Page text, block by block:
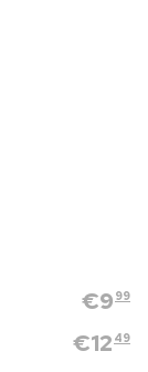
€9 99
€12 49